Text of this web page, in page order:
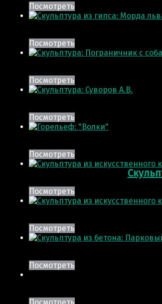
Посмотреть
Посмотреть
Посмотреть
Посмотреть
Посмотреть
Посмотреть
Посмотреть
Посмотреть